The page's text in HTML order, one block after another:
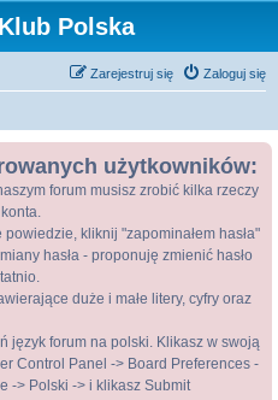
Polska
Zaloguj się
Zarejestruj się
użytkowników:
forum musisz zrobić kilka rzeczy
kliknij "zapominałem hasła"
hasła - proponuję zmienić hasło
duże i małe litery, cyfry oraz
język forum na polski. Klikasz w swoją
Control Panel -> Board Preferences -
-> Polski -> i klikasz Submit